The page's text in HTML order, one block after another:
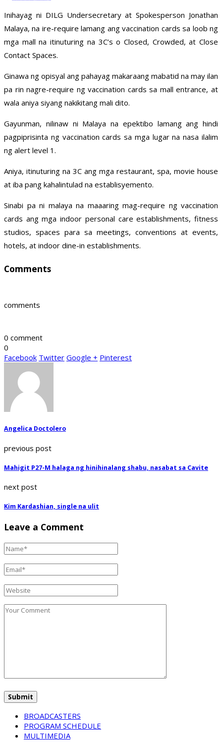
Inihayag ni DILG Undersecretary at Spokesperson Jonathan
Malaya, na ire-require lamang ang vaccination cards sa loob ng
mga mall na itinuturing na 3C’s o Closed, Crowded, at Close
Contact Spaces.
Ginawa ng opisyal ang pahayag makaraang mabatid na may ilan
pa rin nagre-require ng vaccination cards sa mall entrance, at
wala aniya siyang nakikitang mali dito.
Gayunman, nilinaw ni Malaya na epektibo lamang ang hindi
pagpiprisinta ng vaccination cards sa mga lugar na nasa ilalim
ng alert level 1.
Aniya, itinuturing na 3C ang mga restaurant, spa, movie house
at iba pang kahalintulad na establisyemento.
Sinabi pa ni malaya na maaaring mag-require ng vaccination
cards ang mga indoor personal care establishments, fitness
studios, spaces para sa meetings, conventions at events,
hotels, at indoor dine-in establishments.
Comments
comments
0 comment
0
Facebook Twitter Google + Pinterest
Angelica Doctolero
previous post
Mahigit P27-M halaga ng hinihinalang shabu, nasabat sa Cavite
next post
Kim Kardashian, single na ulit
Leave a Comment
BROADCASTERS
PROGRAM SCHEDULE
MULTIMEDIA